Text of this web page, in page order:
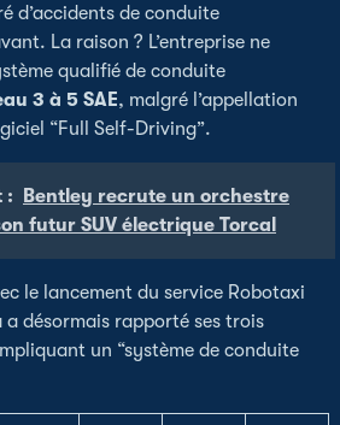
d’accidents de conduite
La raison ? L’entreprise ne
qualifié de conduite
3 à 5 SAE, malgré l’appellation
“Full Self-Driving”.
:
Bentley recrute un orchestre
futur SUV électrique Torcal
le lancement du service Robotaxi
a désormais rapporté ses trois
un “système de conduite